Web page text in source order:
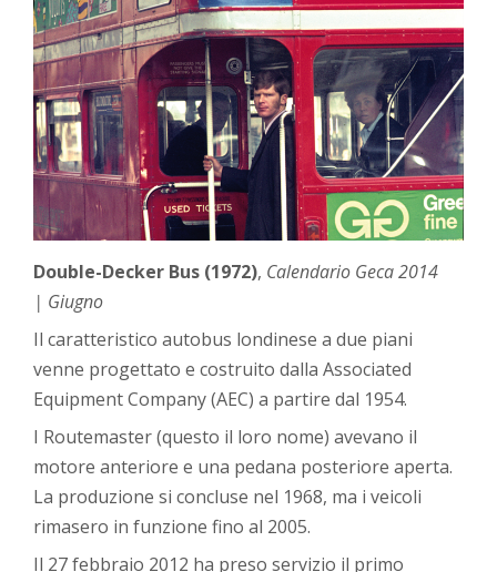
Double-Decker Bus (1972), Calendario Geca 2014
| Giugno
Il caratteristico autobus londinese a due piani
venne progettato e costruito dalla Associated
Equipment Company (AEC) a partire dal 1954.
I Routemaster (questo il loro nome) avevano il
motore anteriore e una pedana posteriore aperta.
La produzione si concluse nel 1968, ma i veicoli
rimasero in funzione fino al 2005.
Il 27 febbraio 2012 ha preso servizio il primo